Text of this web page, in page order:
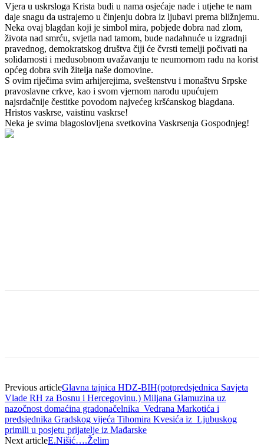
Vjera u uskrsloga Krista budi u nama osjećaje nade i utjehe te nam
daje snagu da ustrajemo u činjenju dobra iz ljubavi prema bližnjemu.
Neka ovaj blagdan koji je simbol mira, pobjede dobra nad zlom,
života nad smrću, svjetla nad tamom, bude nadahnuće u izgradnji
pravednog, demokratskog društva čiji će čvrsti temelji počivati na
solidarnosti i međusobnom uvažavanju te neumornom radu na korist
općeg dobra svih žitelja naše domovine.
S ovim riječima svim arhijerejima, sveštenstvu i monaštvu Srpske
pravoslavne crkve, kao i svom vjernom narodu upućujem
najsrdačnije čestitke povodom najvećeg kršćanskog blagdana.
Hristos vaskrse, vaistinu vaskrse!
Neka je svima blagoslovljena svetkovina Vaskrsenja Gospodnjeg!
Previous articleGlavna tajnica HDZ-BIH(potpredsjednica Savjeta
Vlade RH za Bosnu i Hercegovinu.) Miljana Glamuzina uz
nazočnost domaćina gradonačelnika Vedrana Markotića i
predsjednika Gradskog vijeća Tihomira Kvesića iz Ljubuskog
primili u posjetu prijatelje iz Mađarske
Next articleE.Nišić….Želim